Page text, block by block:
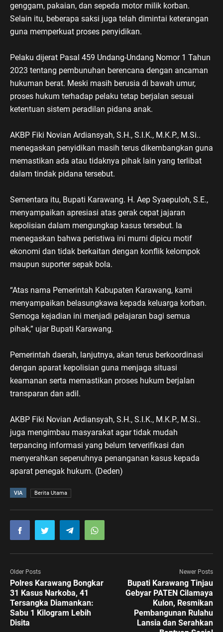
genggam, pakaian, dan sepeda motor milik korban.
Selain itu, beberapa saksi juga telah dimintai keterangan
guna memperkuat proses penyidikan.
Pelaku dijerat Pasal 459 Undang-Undang Nomor 1 Tahun
2023 tentang pembunuhan berencana dengan ancaman
hukuman berat. Meski masih berusia di bawah umur,
proses hukum terhadap pelaku tetap berjalan sesuai
ketentuan sistem peradilan pidana anak.
AKBP Fiki Novian Ardiansyah, S.H., S.I.K., M.K.P., M.Si..
menegaskan penyidikan masih terus dikembangkan guna
memastikan ada atau tidaknya pihak lain yang terlibat
dalam tindak pidana tersebut.
Sementara itu, Bupati Karawang. H. Aep Syaepuloh, S.E.,
menyampaikan apresiasi atas gerak cepat jajaran
kepolisian dalam mengungkap kasus tersebut. Ia
menegaskan bahwa peristiwa ini murni dipicu motif
ekonomi dan tidak berkaitan dengan konflik kelompok
maupun suporter sepak bola.
“Atas nama Pemerintah Kabupaten Karawang, kami
menyampaikan belasungkawa kepada keluarga korban.
Semoga kejadian ini menjadi pelajaran bagi semua
pihak,” ujar Bupati Karawang.
Pemerintah daerah, lanjutnya, akan terus berkoordinasi
dengan aparat kepolisian guna menjaga situasi
keamanan serta memastikan proses hukum berjalan
transparan dan adil.
AKBP Fiki Novian Ardiansyah, S.H., S.I.K., M.K.P., M.Si..
juga mengimbau masyarakat agar tidak mudah
terpancing informasi yang belum terverifikasi dan
menyerahkan sepenuhnya penanganan kasus kepada
aparat penegak hukum. (Deden)
VIA Berita Utama
Older Posts
Polres Karawang Bongkar
31 Kasus Narkoba, 41
Tersangka Diamankan:
Sabu 1 Kilogram Lebih
Disita
Newer Posts
Bupati Karawang Tinjau
Gebyar PATEN Cilamaya
Kulon, Resmikan
Pembangunan Rulahu
Lansia dan Serahkan